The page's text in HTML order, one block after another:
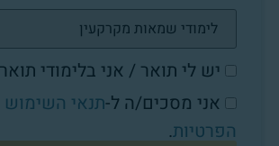
יש לי תואר / אני בלימודי תואר
אני מסכים/ה ל-תנאי השימוש
הפרטיות.